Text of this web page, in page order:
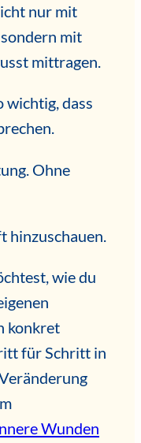
nur mit
mit
mittragen.
wichtig, dass
Ohne
hinzuschauen.
wie du
konkret
für Schritt in
Wunden